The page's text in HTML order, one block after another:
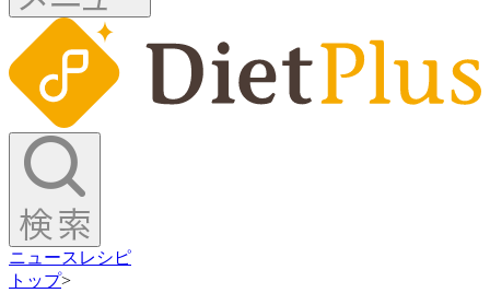
ニュース レシピ
トップ>